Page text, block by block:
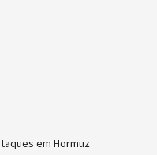
em Hormuz